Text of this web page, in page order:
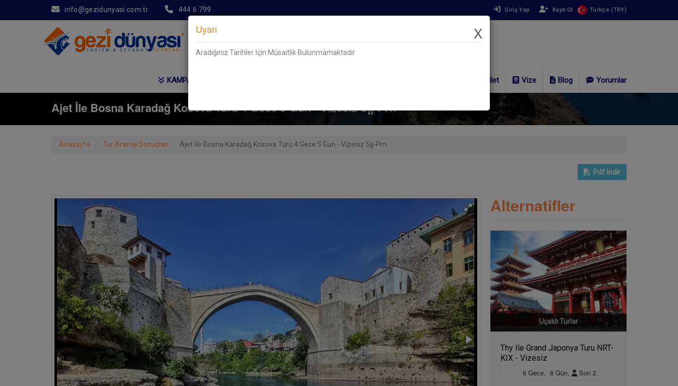
info@gezidunyasi.com.tr 444 6 799 Giriş Yap Kayıt Ol Türkçe (TRY)
KAMPANYALAR Bilet Vize Blog Yorumlar
Ajet İle Bosna Karadağ Kosova Turu 4 Gece 5 Gün - Vizesiz Sjj-Prn
Anasayfa Tur Arama Sonuçları Ajet İle Bosna Karadağ Kosova Turu 4 Gece 5 Gün - Vizesiz Sjj-Prn
Pdf İndir
Alternatifler
Uçaklı Turlar
Thy Ile Grand Japonya Turu NRT-
KIX - Vizesiz
6 Gece, 8 Gün, Son 2
Uyarı X
Aradığınız Tarihler İçin Müsaitlik Bulunmamaktadır